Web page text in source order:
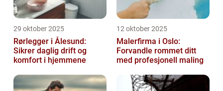
29 oktober 2025
Rørlegger i Ålesund:
Sikrer daglig drift og
komfort i hjemmene
12 oktober 2025
Malerfirma i Oslo:
Forvandle rommet ditt
med profesjonell maling